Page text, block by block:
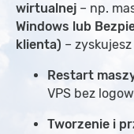
wirtualnej – np.
Windows lub
klienta) –
Restart
VPS bez
Tworzenie i